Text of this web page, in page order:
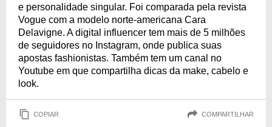
e personalidade singular. Foi comparada pela revista
Vogue com a modelo norte-americana Cara
Delavigne. A digital influencer tem mais de 5 milhões
de seguidores no Instagram, onde publica suas
apostas fashionistas. Também tem um canal no
Youtube em que compartilha dicas da make, cabelo e
look.
COPIAR COMPARTILHAR